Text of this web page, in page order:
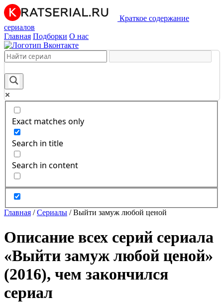
Краткое содержание
сериалов
Главная Подборки О нас
Exact matches only
Search in title
Search in content
Главная /Сериалы /Выйти замуж любой ценой
Описание всех серий сериала
«Выйти замуж любой ценой»
(2016), чем закончился
сериал